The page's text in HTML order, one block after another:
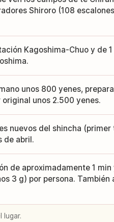
Shiroro (108
Kagoshima-Chuo y de 1
unos 800 yenes,
unos 2.500 yenes.
nuevos del shincha (primer
de abril.
de aproximadamente 1 min
3 g) por persona. También
lugar.